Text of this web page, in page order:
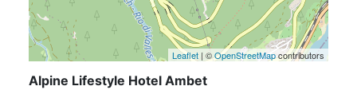
Leaflet | ©OpenStreetMapcontributors
Alpine Lifestyle Hotel Ambet